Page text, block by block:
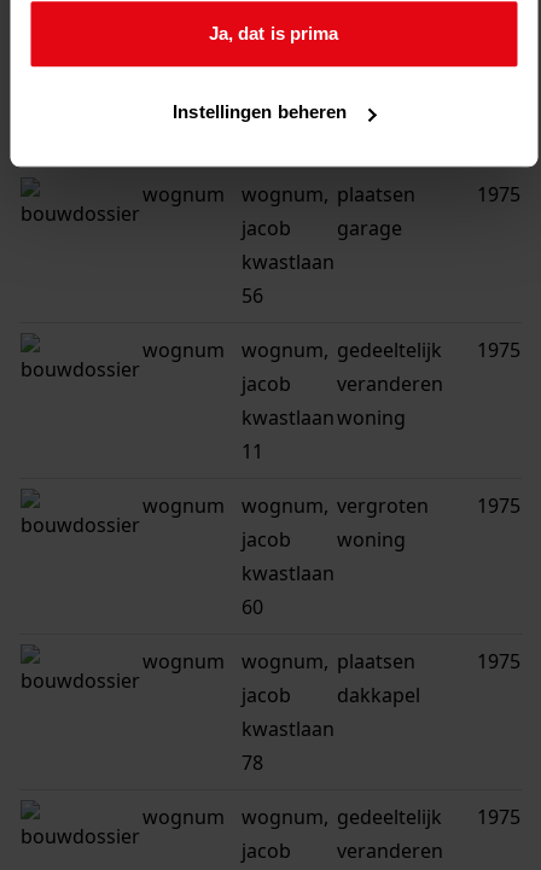
Ja, dat is prima
Instellingen beheren
wognum
wognum,
jacob
kwastlaan
plaatsen
dakkapel
wognum
wognum,
jacob
kwastlaan
56
plaatsen
garage
1975
wognum
wognum,
jacob
kwastlaan
11
gedeeltelijk
veranderen
woning
1975
wognum
wognum,
jacob
kwastlaan
60
vergroten
woning
1975
wognum
wognum,
jacob
kwastlaan
78
plaatsen
dakkapel
1975
wognum
wognum,
jacob
gedeeltelijk
veranderen
1975